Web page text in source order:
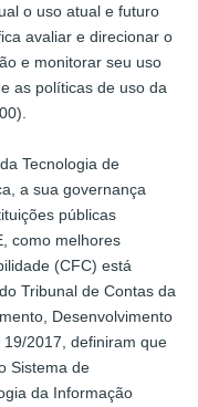
o uso atual e futuro
avaliar e direcionar o
e monitorar seu uso
as políticas de uso da
Tecnologia de
a sua governança
públicas
como melhores
(CFC) está
Tribunal de Contas da
Desenvolvimento
2017, definiram que
Sistema de
da Informação